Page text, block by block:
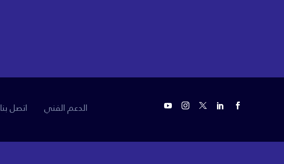
الدعم الفني اتصل بنا